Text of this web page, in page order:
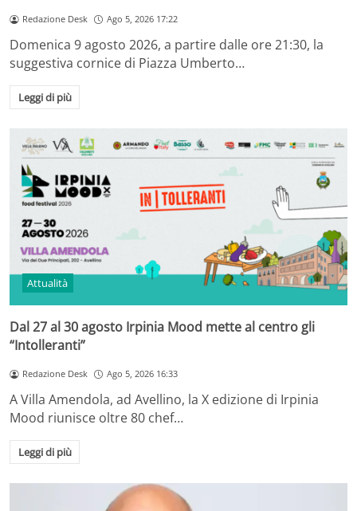
Redazione Desk Ago 5, 2026 17:22
Domenica 9 agosto 2026, a partire dalle ore 21:30, la
suggestiva cornice di Piazza Umberto…
Leggi di più
Attualità
Dal 27 al 30 agosto Irpinia Mood mette al centro gli
“Intolleranti”
Redazione Desk Ago 5, 2026 16:33
A Villa Amendola, ad Avellino, la X edizione di Irpinia
Mood riunisce oltre 80 chef…
Leggi di più